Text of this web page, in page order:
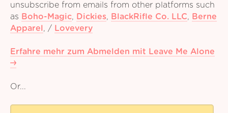
unsubscribe from emails from other platforms such
as Boho-Magic, Dickies, BlackRifle Co. LLC, Berne
Apparel, / Lovevery
Erfahre mehr zum Abmelden mit Leave Me Alone
Or...